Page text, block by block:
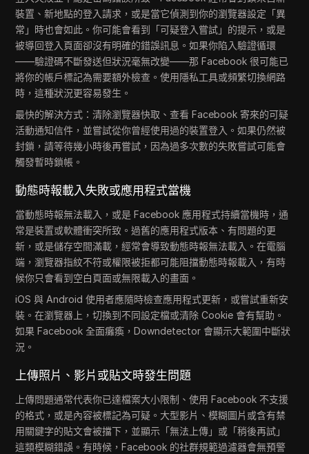
裝置、新地點的登入請求，或是當它偵測到你的瀏覽器設定「異
常」時也會如此。你可能會看到「可疑登入嘗試」的提示，或是
被導回登入頁面卻沒有明確的錯誤訊息。如果你陷入驗證循環
——驗證碼不斷發送但狀況毫無改變——那 Facebook 很可能已
將你的帳戶標記為需要額外檢查。使用隱私工具或頻繁切換網路
時，這種狀況更容易發生。
最快的解決方式：清除瀏覽器快取、查看 Facebook 寄來的可疑
活動通知信件，並嘗試從你曾經使用過的裝置登入。如果仍然被
封鎖，請等待幾小時後再嘗試，因為過多次數的失敗嘗試可能會
觸發暫時鎖帳。
動態時報載入失敗或應用程式當機
當動態時報無法載入，或是 Facebook 應用程式持續當機時，通
常是裝置或軟體衝突所致。過舊的應用程式版本、有問題的更
新，或是儲存空間滿載，經常會導致動態時報無法載入。在電腦
端，瀏覽器指紋不符或權限被拒都可能阻擋動態時報載入，有時
候你只會看到空白頁面或無限載入的畫面。
iOS 與 Android 使用者應隨時檢查應用程式更新，或嘗試重新安
裝。在瀏覽器上，切換到不同設定檔或清除 Cookie 會有幫助。
如果 Facebook 全面癱瘓，Downdetector 會顯示大範圍中斷狀
況。
上傳照片、影片或貼文時發生問題
上傳問題通常代表你已達檔案大小限制、使用 Facebook 不支援
的格式，或是內容被標記為可疑。大型影片、模糊圖片或含有禁
用關鍵字的貼文會被擋下，並顯示「無法上傳」或「稍後再試」
這類模糊錯誤。有時候，Facebook 的社群規範過濾器會無預警